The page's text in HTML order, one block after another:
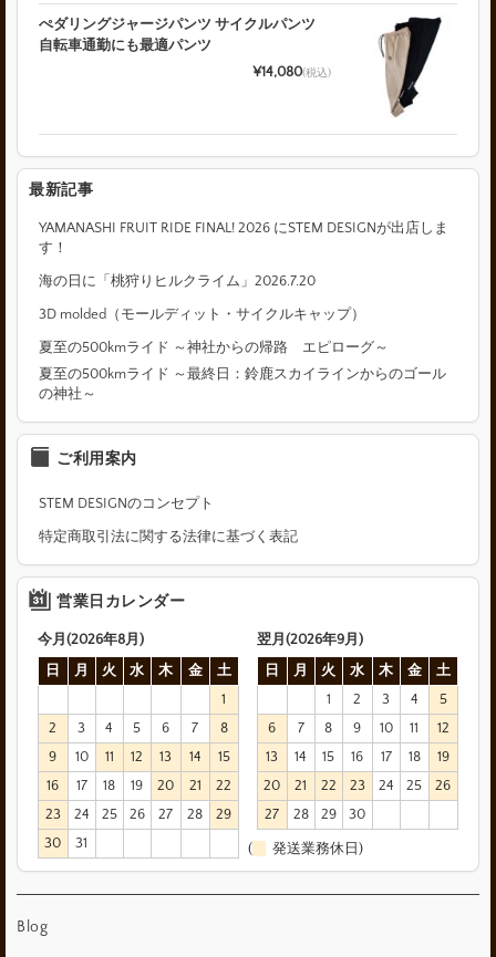
ぺダリングジャージパンツ サイクルパンツ
自転車通勤にも最適パンツ
¥14,080(税込)
最新記事
YAMANASHI FRUIT RIDE FINAL! 2026 にSTEM DESIGNが出店しま
す！
海の日に「桃狩りヒルクライム」2026.7.20
3D molded（モールディット・サイクルキャップ）
夏至の500kmライド ～神社からの帰路 エピローグ～
夏至の500kmライド ～最終日：鈴鹿スカイラインからのゴール
の神社～
ご利用案内
STEM DESIGNのコンセプト
特定商取引法に関する法律に基づく表記
営業日カレンダー
今月(2026年8月)
日
月 火 水 木 金
土
1
2
3 4 5 6 7
8
9
10 11 12 13 14
15
16
17 18 19 20 21
22
23
24 25 26 27 28
29
30
31
翌月(2026年9月)
日
月 火 水 木 金
土
1
2 3 4
5
6
7 8 9 10 11
12
13
14 15 16 17 18
19
20
21 22 23 24 25
26
27
28 29 30
( 発送業務休日)
Blog